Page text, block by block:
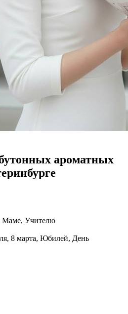
ароматных
Маме, Учителю
8 марта, Юбилей, День